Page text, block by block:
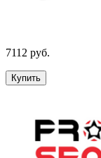
7112 руб.
Купить